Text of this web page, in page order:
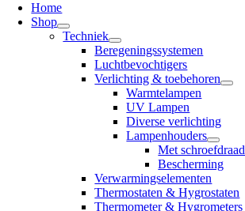
Home
Shop
Techniek
Beregeningssystemen
Luchtbevochtigers
Verlichting & toebehoren
Warmtelampen
UV Lampen
Diverse verlichting
Lampenhouders
Met schroefdraad
Bescherming
Verwarmingselementen
Thermostaten & Hygrostaten
Thermometer & Hygrometers